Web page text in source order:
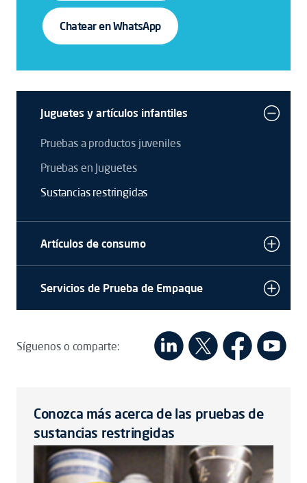
Chatear en WhatsApp
Juguetes y artículos infantiles
Pruebas a productos juveniles
Pruebas en Juguetes
Sustancias restringidas
Artículos de consumo
Servicios de Prueba de Empaque
Síguenos o comparte:
Conozca más acerca de las pruebas de
sustancias restringidas